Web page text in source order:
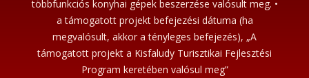
többfunkciós konyhai gépek beszerzése valósult meg. •
a támogatott projekt befejezési dátuma (ha
megvalósult, akkor a tényleges befejezés), „A
támogatott projekt a Kisfaludy Turisztikai Fejlesztési
Program keretében valósul meg”